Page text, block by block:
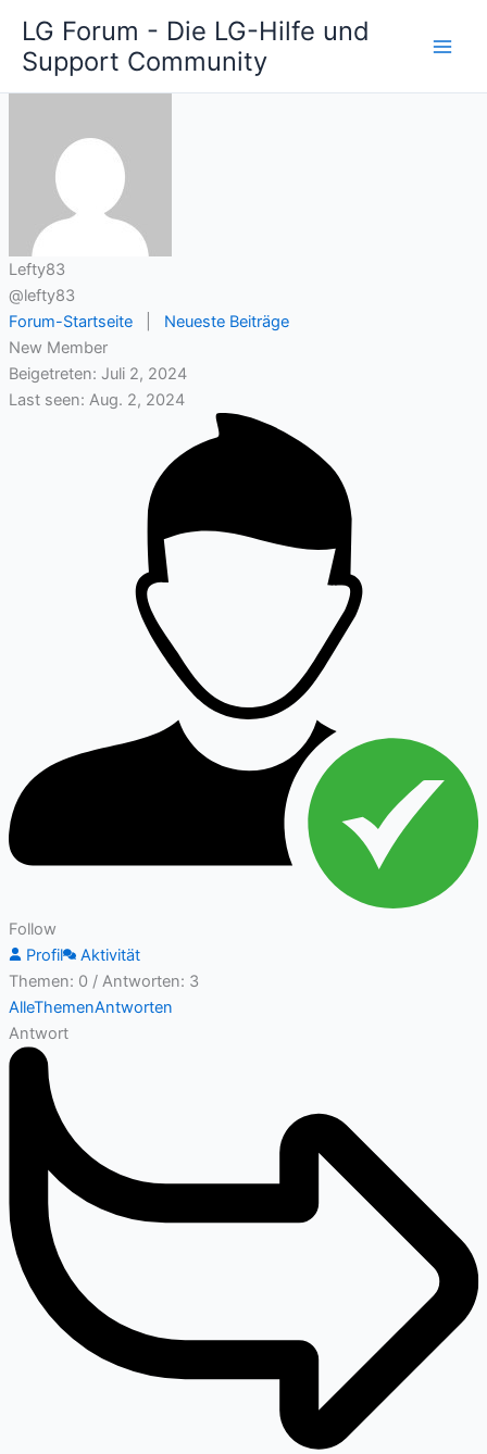
Inhalt
springen
LG Forum - Die LG-Hilfe und
Support Community
Lefty83
@lefty83
Forum-Startseite| Neueste Beiträge
New Member
Beigetreten: Juli 2, 2024
Last seen: Aug. 2, 2024
Follow
Profil
Aktivität
Themen: 0 / Antworten: 3
AlleThemenAntworten
Antwort